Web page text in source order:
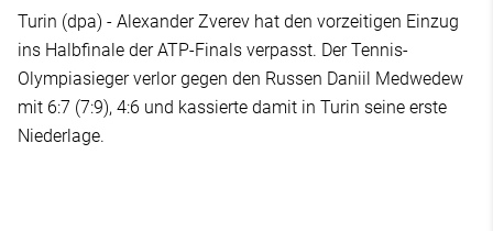
Turin (dpa) - Alexander Zverev hat den vorzeitigen Einzug
ins Halbfinale der ATP-Finals verpasst. Der Tennis-
Olympiasieger verlor gegen den Russen Daniil Medwedew
mit 6:7 (7:9), 4:6 und kassierte damit in Turin seine erste
Niederlage.